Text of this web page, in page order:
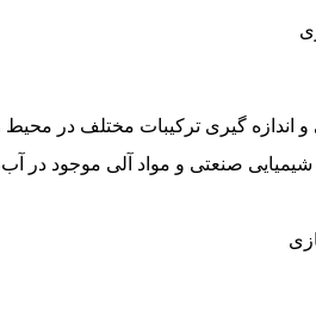
شیمیایی صنعتی و مواد آلی موجود در